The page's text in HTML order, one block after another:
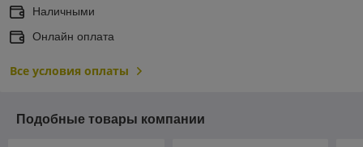
Наличными
Онлайн оплата
Все условия оплаты
Подобные товары компании